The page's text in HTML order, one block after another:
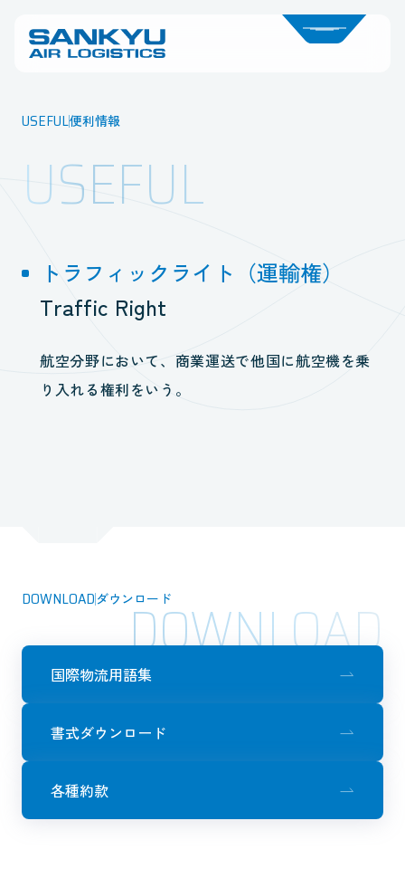
USEFUL便利情報
USEFUL
トラフィックライト（運輸権）
Traffic Right
航空分野において、商業運送で他国に航空機を乗
り入れる権利をいう。
DOWNLOAD ダウンロード
DOWNLOAD
国際物流用語集
書式ダウンロード
各種約款